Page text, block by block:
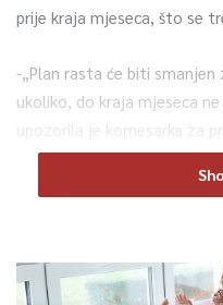
prije kraja mjeseca, što se
-„Plan rasta će biti
ukoliko, do kraja mjeseca
upozorila je komesarka za
tokom obraćanja
posljednjeg dana službene
entiteta u procesu
možemo sebi priuštiti